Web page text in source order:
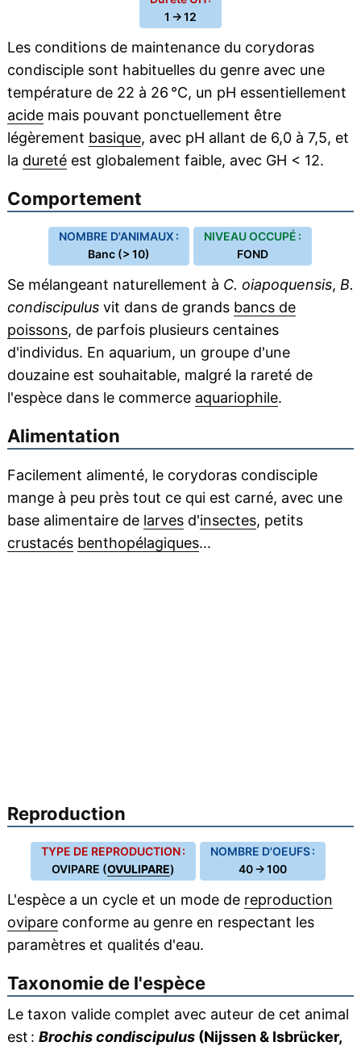
1 → 12
Les conditions de maintenance du corydoras
condisciple sont habituelles du genre avec une
température de 22 à 26 °C, un pH essentiellement
acidemais pouvant ponctuellement être
légèrement basique, avec pH allant de 6,0 à 7,5, et
la duretéest globalement faible, avec GH < 12.
Comportement
NOMBRE D'ANIMAUX :
Banc (> 10)
NIVEAU OCCUPÉ :
FOND
Se mélangeant naturellement à C. oiapoquensis, B.
condiscipulusvit dans de grands bancs de
poissons, de parfois plusieurs centaines
d'individus. En aquarium, un groupe d'une
douzaine est souhaitable, malgré la rareté de
l'espèce dans le commerce aquariophile.
Alimentation
Facilement alimenté, le corydoras condisciple
mange à peu près tout ce qui est carné, avec une
base alimentaire de larvesd'insectes, petits
crustacés benthopélagiques...
Reproduction
TYPE DE REPRODUCTION :
OVIPARE (OVULIPARE)
NOMBRE D'OEUFS :
40 → 100
L'espèce a un cycle et un mode de reproduction
ovipareconforme au genre en respectant les
paramètres et qualités d'eau.
Taxonomie de l'espèce
Le taxon valide complet avec auteur de cet animal
est : Brochis condiscipulus(Nijssen & Isbrücker,